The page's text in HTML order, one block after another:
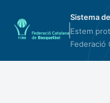
Sistema
Estem
Federació